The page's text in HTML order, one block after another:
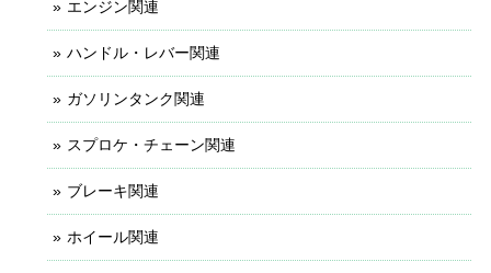
エンジン関連
ハンドル・レバー関連
ガソリンタンク関連
スプロケ・チェーン関連
ブレーキ関連
ホイール関連